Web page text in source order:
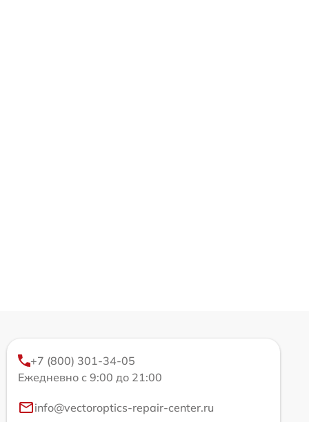
+7 (800) 301-34-05
Ежедневно с 9:00 до 21:00
info@vectoroptics-repair-center.ru